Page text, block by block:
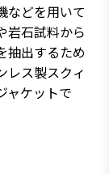
などを用いて
岩石試料から
抽出するため
レス製スクィ
ャケットで